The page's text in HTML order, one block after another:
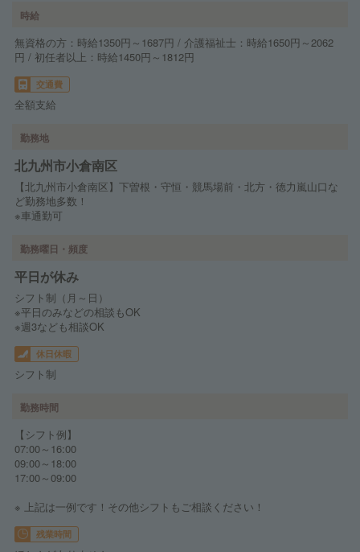
時給
無資格の方：時給1350円～1687円 / 介護福祉士：時給1650円～2062
円 / 初任者以上：時給1450円～1812円
交通費
全額支給
勤務地
北九州市小倉南区
【北九州市小倉南区】下曽根・守恒・競馬場前・北方・徳力嵐山口な
ど勤務地多数！
※車通勤可
勤務曜日・頻度
平日が休み
シフト制（月～日）
※平日のみなどの相談もOK
※週3なども相談OK
休日休暇
シフト制
勤務時間
【シフト例】
07:00～16:00
09:00～18:00
17:00～09:00
※ 上記は一例です！その他シフトもご相談ください！
残業時間